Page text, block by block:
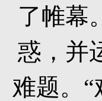
了帷幕
惑，并
难题。